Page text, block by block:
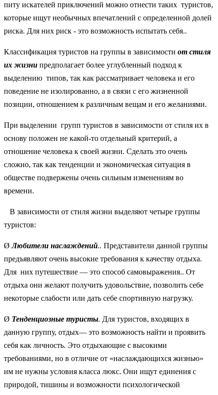
питу искателей приключений можно отнести таких туристов,
которые ищут необычных впечатлений с определенной долей
риска. Для них риск - это возможность испытать себя..
Классификация туристов на группы в зависимости от стиля
их жизни предполагает более углубленный подход к
выделению типов, так как рассматривает человека и его
поведение не изолированно, а в связи с его жизненной
позиции, отношением к различным вещам и его желаниями.
При выделении групп туристов в зависимости от стиля их в
основу положен не какой-то отдельный критерий, а
отношение человека к своей жизни. Сделать это очень
сложно, так как тенденции и экономическая ситуация в
обществе подвержены очень сильным изменениям во
времени.
В зависимости от стиля жизни выделяют четыре группы
туристов:
ØЛюбители наслаждений.. Представители данной группы
предъявляют очень высокие требования к качеству отдыха.
Для них путешествие — это способ самовыражения.. От
отдыха они желают получить удовольствие, позволить себе
некоторые слабости или дать себе спортивную нагрузку.
Ø Тенденциозные туристы. Для туристов, входящих в
данную группу, отдых— это возможность найти и проявить
себя как личность. Это отдыхающие с высокими
требованиями, но в отличие от «наслаждающихся жизнью»
им не нужны условия класса люкс. Они ищут единения с
природой, тишины и возможности психологической